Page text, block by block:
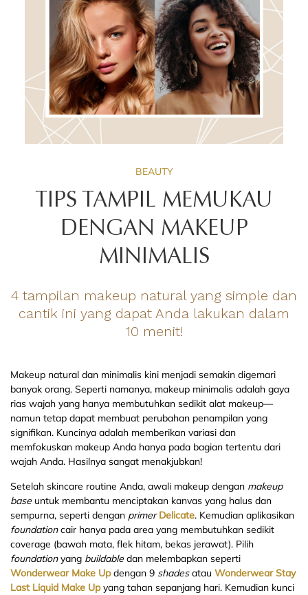
BEAUTY
TIPS TAMPIL MEMUKAU
DENGAN MAKEUP
MINIMALIS
4 tampilan makeup natural yang simple dan
cantik ini yang dapat Anda lakukan dalam
10 menit!
Makeup natural dan minimalis kini menjadi semakin digemari
banyak orang. Seperti namanya, makeup minimalis adalah gaya
rias wajah yang hanya membutuhkan sedikit alat makeup—
namun tetap dapat membuat perubahan penampilan yang
signifikan. Kuncinya adalah memberikan variasi dan
memfokuskan makeup Anda hanya pada bagian tertentu dari
wajah Anda. Hasilnya sangat menakjubkan!
Setelah skincare routine Anda, awali makeup dengan makeup
base untuk membantu menciptakan kanvas yang halus dan
sempurna, seperti dengan primerDelicate. Kemudian aplikasikan
foundationcair hanya pada area yang membutuhkan sedikit
coverage (bawah mata, flek hitam, bekas jerawat). Pilih
foundationyang buildable dan melembapkan seperti
Wonderwear Make Updengan 9 shadesatau Wonderwear Stay
Last Liquid Make Upyang tahan sepanjang hari. Kemudian kunci